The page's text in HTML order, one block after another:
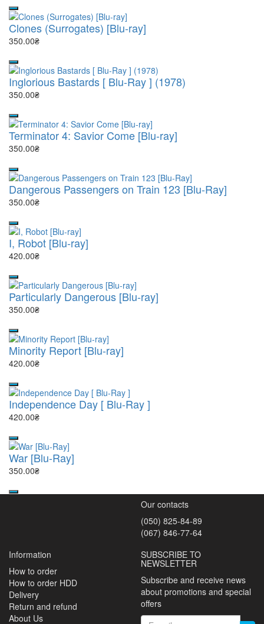
Clones (Surrogates) [Blu-ray]
350.00₴
Inglorious Bastards [ Blu-Ray ] (1978)
350.00₴
Terminator 4: Savior Come [Blu-ray]
350.00₴
Dangerous Passengers on Train 123 [Blu-Ray]
350.00₴
I, Robot [Blu-ray]
420.00₴
Particularly Dangerous [Blu-ray]
350.00₴
Minority Report [Blu-ray]
420.00₴
Independence Day [ Blu-Ray ]
420.00₴
War [Blu-Ray]
350.00₴
Our contacts
(050) 825-84-89
(067) 846-77-64
Information
How to order
How to order HDD
Delivery
Return and refund
About Us
SUBSCRIBE TO
NEWSLETTER
Subscribe and receive news
about promotions and special
offers